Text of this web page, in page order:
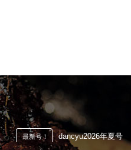
最新号！ dancyu2026年夏号